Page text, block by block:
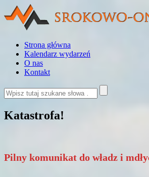
Strona główna
Kalendarz wydarzeń
O nas
Kontakt
Katastrofa!
Pilny komunikat do władz i